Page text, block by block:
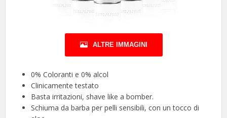
ALTRE IMMAGINI
0% Coloranti e 0% alcol
Clinicamente testato
Basta irritazioni, shave like a bomber.
Schiuma da barba per pelli sensibili, con un tocco di